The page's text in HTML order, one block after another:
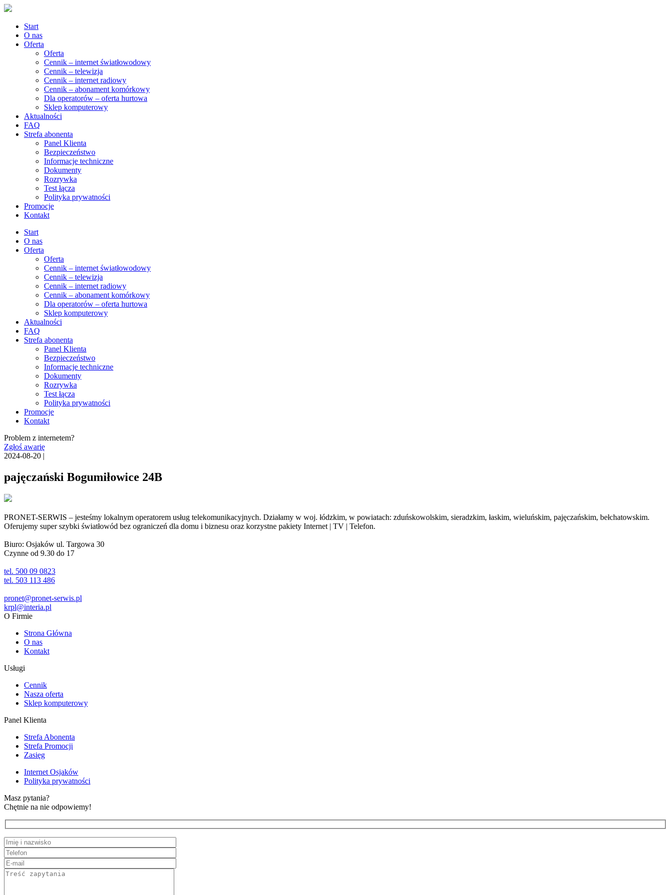
Start
O nas
Oferta
Oferta
Cennik – internet światłowodowy
Cennik – telewizja
Cennik – internet radiowy
Cennik – abonament komórkowy
Dla operatorów – oferta hurtowa
Sklep komputerowy
Aktualności
FAQ
Strefa abonenta
Panel Klienta
Bezpieczeństwo
Informacje techniczne
Dokumenty
Rozrywka
Test łącza
Polityka prywatności
Promocje
Kontakt
Start
O nas
Oferta
Oferta
Cennik – internet światłowodowy
Cennik – telewizja
Cennik – internet radiowy
Cennik – abonament komórkowy
Dla operatorów – oferta hurtowa
Sklep komputerowy
Aktualności
FAQ
Strefa abonenta
Panel Klienta
Bezpieczeństwo
Informacje techniczne
Dokumenty
Rozrywka
Test łącza
Polityka prywatności
Promocje
Kontakt
Problem z internetem?
Zgłoś awarię
2024-08-20 |
pajęczański Bogumiłowice 24B
PRONET-SERWIS – jesteśmy lokalnym operatorem usług telekomunikacyjnych. Działamy w woj. łódzkim, w powiatach: zduńskowolskim, sieradzkim, łaskim, wieluńskim, pajęczańskim, bełchatowskim.
Oferujemy super szybki światłowód bez ograniczeń dla domu i biznesu oraz korzystne pakiety Internet | TV | Telefon.
Biuro: Osjaków ul. Targowa 30
Czynne od 9.30 do 17
tel. 500 09 0823
tel. 503 113 486
pronet@pronet-serwis.pl
krpl@interia.pl
O Firmie
Strona Główna
O nas
Kontakt
Usługi
Cennik
Nasza oferta
Sklep komputerowy
Panel Klienta
Strefa Abonenta
Strefa Promocji
Zasięg
Internet Osjaków
Polityka prywatności
Masz pytania?
Chętnie na nie odpowiemy!